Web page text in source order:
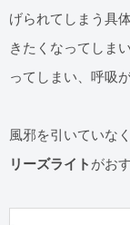
げられてしまう具
きたくなってしま
ってしまい、呼吸
風邪を引いていな
リーズライト がお